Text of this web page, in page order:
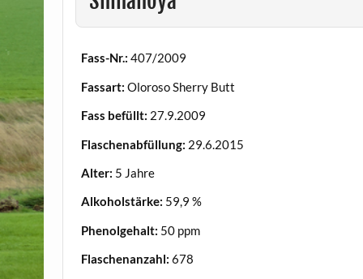
Fass-Nr.: 407/2009
Fassart: Oloroso Sherry Butt
Fass befüllt: 27.9.2009
Flaschenabfüllung: 29.6.2015
Alter: 5 Jahre
Alkoholstärke: 59,9 %
Phenolgehalt: 50 ppm
Flaschenanzahl:678